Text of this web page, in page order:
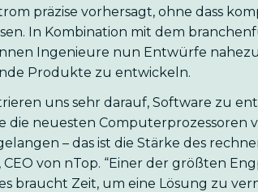
präzise vorhersagt, ohne dass
In Kombination mit dem
Ingenieure nun Entwürfe
Produkte zu entwickeln.
uns sehr darauf, Software zu
die neuesten
– das ist die Stärke des
von nTop. “Einer der größten
braucht Zeit, um eine Lösung zu